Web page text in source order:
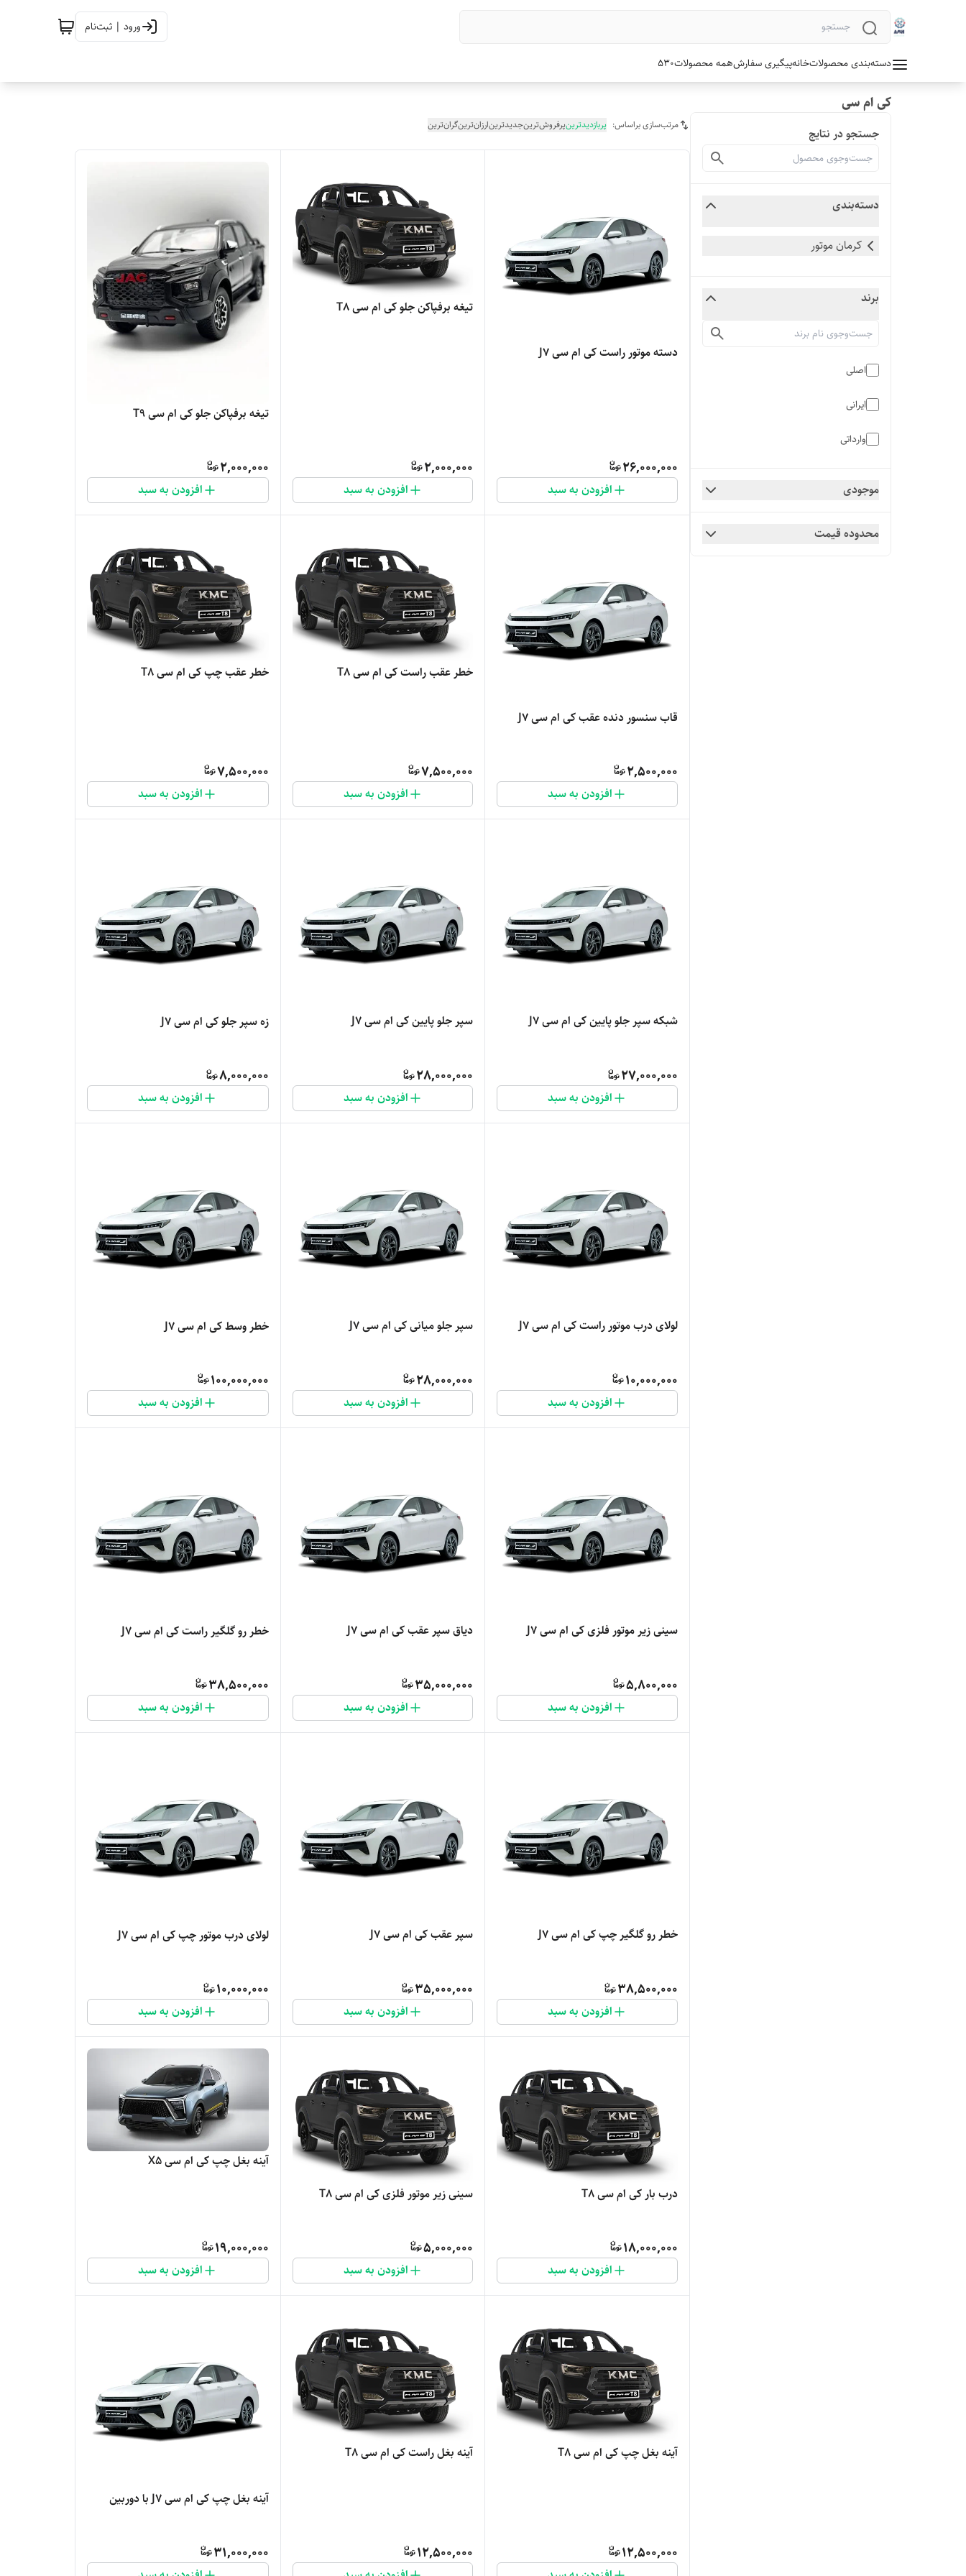
ورود | ثبت‌نام
دسته‌بندی محصولاتخانهپیگیری سفارشهمه محصولات530
کی ام سی
جستجو در نتایج
دسته‌بندی
کرمان موتور
برند
اصلی
ایرانی
وارداتی
موجودی
محدوده قیمت
مرتب‌سازی براساس: پربازدیدترینپرفروش‌ترینجدیدترینارزان‌ترینگران‌ترین
دسته موتور راست کی ام سی J7
26,000,000
افزودن به سبد
تیغه برفپاکن جلو کی ام سی T8
2,000,000
افزودن به سبد
تیغه برفپاکن جلو کی ام سی T9
2,000,000
افزودن به سبد
قاب سنسور دنده عقب کی ام سی J7
2,500,000
افزودن به سبد
خطر عقب راست کی ام سی T8
7,500,000
افزودن به سبد
خطر عقب چپ کی ام سی T8
7,500,000
افزودن به سبد
شبکه سپر جلو پایین کی ام سی J7
27,000,000
افزودن به سبد
سپر جلو پایین کی ام سی J7
28,000,000
افزودن به سبد
زه سپر جلو کی ام سی J7
8,000,000
افزودن به سبد
لولای درب موتور راست کی ام سی J7
10,000,000
افزودن به سبد
سپر جلو میانی کی ام سی J7
28,000,000
افزودن به سبد
خطر وسط کی ام سی J7
100,000,000
افزودن به سبد
سینی زیر موتور فلزی کی ام سی J7
5,800,000
افزودن به سبد
دیاق سپر عقب کی ام سی J7
35,000,000
افزودن به سبد
خطر رو گلگیر راست کی ام سی J7
38,500,000
افزودن به سبد
خطر رو گلگیر چپ کی ام سی J7
38,500,000
افزودن به سبد
سپر عقب کی ام سی J7
35,000,000
افزودن به سبد
لولای درب موتور چپ کی ام سی J7
10,000,000
افزودن به سبد
درب بار کی ام سی T8
18,000,000
افزودن به سبد
سینی زیر موتور فلزی کی ام سی T8
5,000,000
افزودن به سبد
آینه بغل چپ کی ام سی X5
19,000,000
افزودن به سبد
آینه بغل چپ کی ام سی T8
12,500,000
آینه بغل راست کی ام سی T8
12,500,000
آینه بغل چپ کی ام سی J7 با دوربین
31,000,000